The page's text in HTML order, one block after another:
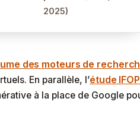
2025)
des moteurs de
En parallèle, l’étude
à la place de Google